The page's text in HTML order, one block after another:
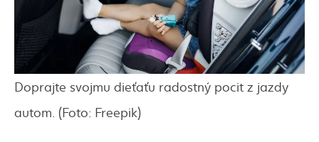
Doprajte svojmu dieťaťu radostný pocit z jazdy
autom. (Foto: Freepik)